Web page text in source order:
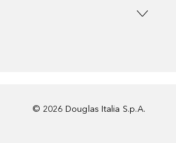
© 2026 Douglas Italia S.p.A.